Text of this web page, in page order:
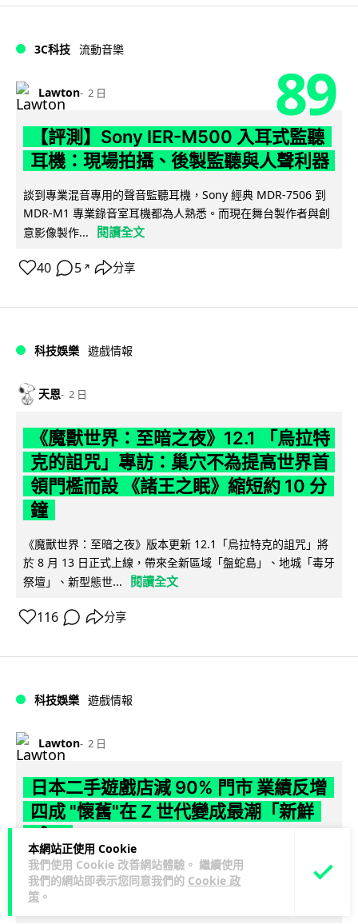
本網站正使用 Cookie
我們使用 Cookie 改善網站體驗。 繼續使用
我們的網站即表示您同意我們的 Cookie 政
策 。
3C科技 流動音樂
Lawton 2 日 89
【評測】Sony IER-M500 入耳式監聽
耳機：現場拍攝、後製監聽與人聲利器
談到專業混音專用的聲音監聽耳機，Sony 經典 MDR-7506 到
MDR-M1 專業錄音室耳機都為人熟悉。而現在舞台製作者與創
意影像製作...
閱讀全文
40 5 ↗ 分享
科技娛樂 遊戲情報
天恩 2 日
《魔獸世界：至暗之夜》12.1 「烏拉特
克的詛咒」專訪：巢穴不為提高世界首
領門檻而設 《諸王之眠》縮短約 10 分
鐘
《魔獸世界：至暗之夜》版本更新 12.1「烏拉特克的詛咒」將
於 8 月 13 日正式上線，帶來全新區域「盤蛇島」、地城「毒牙
祭壇」、新型態世...
閱讀全文
116 分享
科技娛樂 遊戲情報
Lawton 2 日
日本二手遊戲店減 90% 門市 業績反增
四成 "懷舊"在 Z 世代變成最潮「新鮮
感」
日本零售巨頭 GEO 將懷舊遊戲銷售門市從 1,000 間大幅減至
99 間，但銷售額卻不降反升至過往的 1.4 倍。做到「減店增
收」奇蹟，...